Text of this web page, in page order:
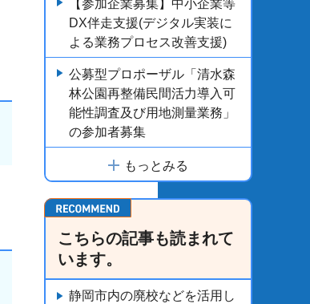
【参加企業募集】中小企業等
DX伴走支援(デジタル実装に
よる業務プロセス改善支援)
公募型プロポーザル「清水森
林公園再整備民間活力導入可
能性調査及び用地測量業務」
の参加者募集
もっとみる
こちらの記事も読まれて
います。
静岡市内の廃校などを活用し